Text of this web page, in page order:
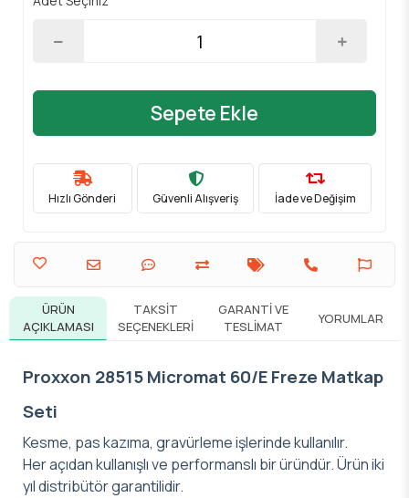
Sepete Ekle
Hızlı Gönderi Güvenli Alışveriş İade ve Değişim
ÜRÜN
AÇIKLAMASI
TAKSIT
SEÇENEKLERI
GARANTI VE
TESLIMAT
YORUMLAR
Proxxon 28515 Micromat 60/E Freze Matkap
Seti
Kesme, pas kazıma, gravürleme işlerinde kullanılır.
Her açıdan kullanışlı ve performanslı bir üründür. Ürün iki
yıl distribütör garantilidir.